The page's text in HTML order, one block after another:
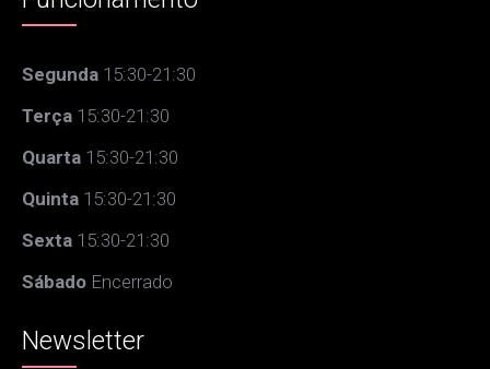
Segunda 15:30-21:30
Terça 15:30-21:30
Quarta 15:30-21:30
Quinta 15:30-21:30
Sexta 15:30-21:30
Sábado Encerrado
Newsletter